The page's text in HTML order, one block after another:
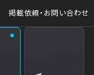
掲載依頼・お問い合わせ